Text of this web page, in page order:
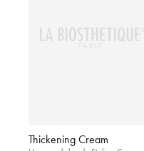
Thickening Cream